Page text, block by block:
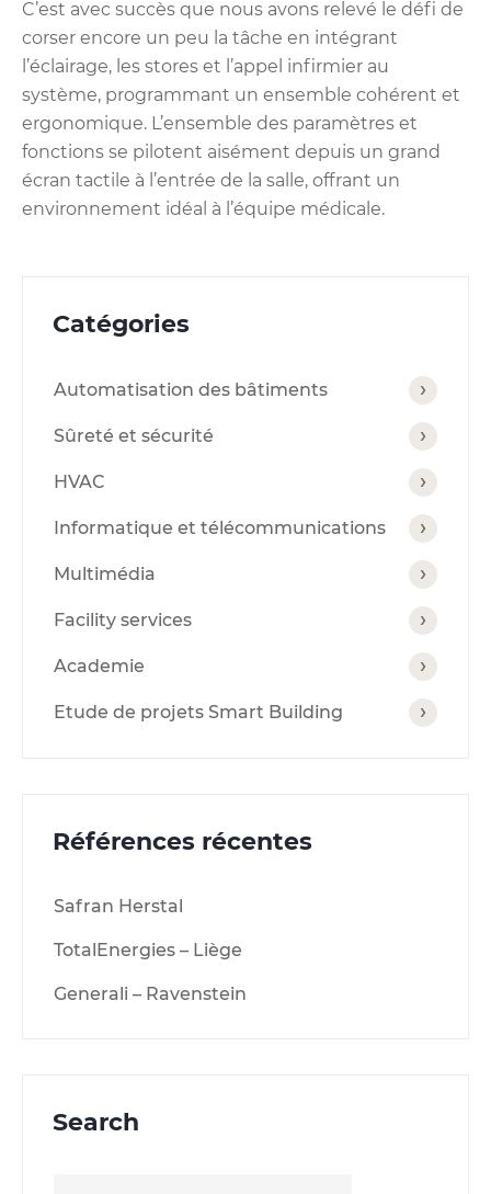
C’est avec succès que nous avons relevé le défi de
corser encore un peu la tâche en intégrant
l’éclairage, les stores et l’appel infirmier au
système, programmant un ensemble cohérent et
ergonomique. L’ensemble des paramètres et
fonctions se pilotent aisément depuis un grand
écran tactile à l’entrée de la salle, offrant un
environnement idéal à l’équipe médicale.
Catégories
Automatisation des bâtiments
Sûreté et sécurité
HVAC
Informatique et télécommunications
Multimédia
Facility services
Academie
Etude de projets Smart Building
Références récentes
Safran Herstal
TotalEnergies – Liège
Generali – Ravenstein
Search